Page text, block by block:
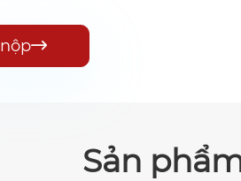
nộp
Sản